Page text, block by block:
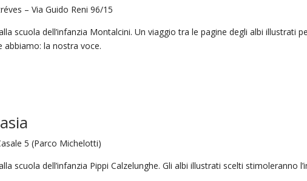
– Via Guido Reni 96/15
scuola dell’infanzia Montalcini. Un viaggio tra le pagine degli albi illustrati
la nostra voce.
5 (Parco Michelotti)
scuola dell’infanzia Pippi Calzelunghe. Gli albi illustrati scelti stimoleranno